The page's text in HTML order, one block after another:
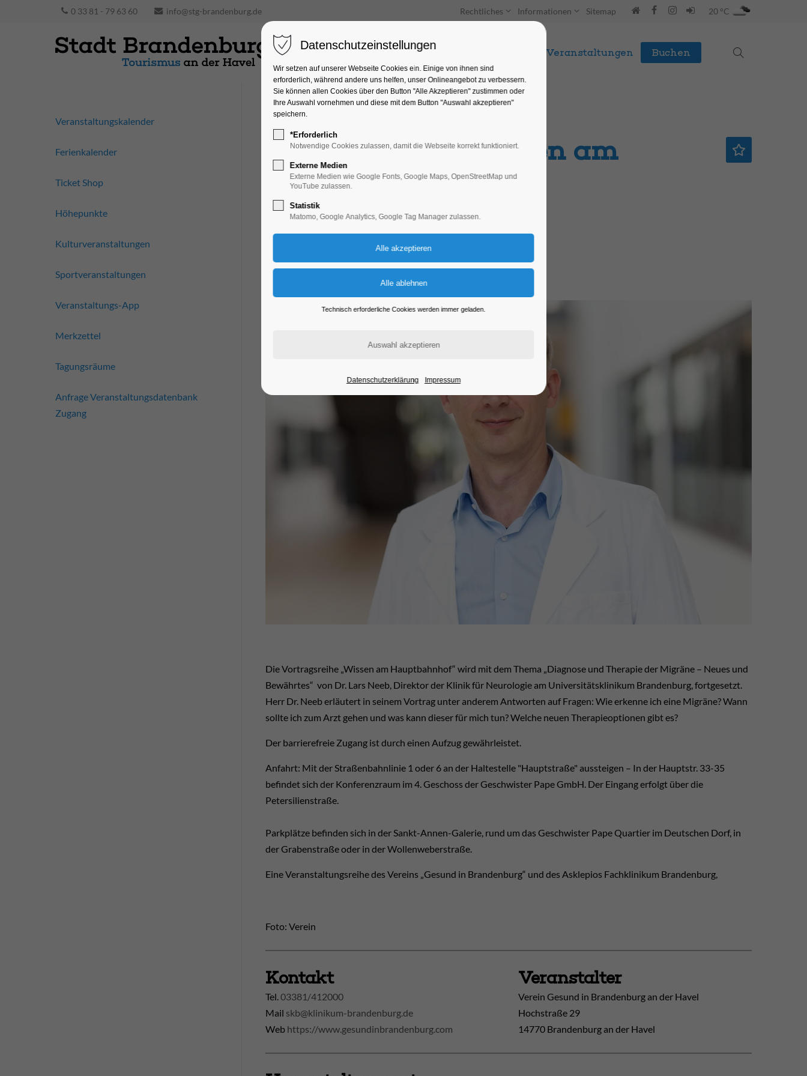
0 33 81 - 79 63 60 info@stg-brandenburg.de Rechtliches Informationen Sitemap 20 °C
Unterkünfte Entdecken & Erleben Veranstaltungen Buchen
Vortragsreihe "Wissen am
Hauptbahnhof"
Bildung, Vortrag, Gesundheit
20.03.2025, 17:00
Eintritt frei
Die Vortragsreihe „Wissen am Hauptbahnhof“ wird mit dem Thema „Diagnose und Therapie der Migräne – Neues und
Bewährtes“ von Dr. Lars Neeb, Direktor der Klinik für Neurologie am Universitätsklinikum Brandenburg, fortgesetzt.
Herr Dr. Neeb erläutert in seinem Vortrag unter anderem Antworten auf Fragen: Wie erkenne ich eine Migräne? Wann
sollte ich zum Arzt gehen und was kann dieser für mich tun? Welche neuen Therapieoptionen gibt es?
Der barrierefreie Zugang ist durch einen Aufzug gewährleistet.
Anfahrt: Mit der Straßenbahnlinie 1 oder 6 an der Haltestelle "Hauptstraße" aussteigen – In der Hauptstr. 33-35
befindet sich der Konferenzraum im 4. Geschoss der Geschwister Pape GmbH. Der Eingang erfolgt über die
Petersilienstraße.
Parkplätze befinden sich in der Sankt-Annen-Galerie, rund um das Geschwister Pape Quartier im Deutschen Dorf, in
der Grabenstraße oder in der Wollenweberstraße.
Eine Veranstaltungsreihe des Vereins „Gesund in Brandenburg“ und des Asklepios Fachklinikum Brandenburg,
Foto: Verein
Kontakt
Tel. 03381/412000
Mail skb@klinikum-brandenburg.de
Web https://www.gesundinbrandenburg.com
Veranstalter
Verein Gesund in Brandenburg an der Havel
Hochstraße 29
14770 Brandenburg an der Havel
Veranstaltungskalender
Ferienkalender
Ticket Shop
Höhepunkte
Kulturveranstaltungen
Sportveranstaltungen
Veranstaltungs-App
Merkzettel
Tagungsräume
Anfrage Veranstaltungsdatenbank
Zugang
Datenschutzeinstellungen
Wir setzen auf unserer Webseite Cookies ein. Einige von ihnen sind
erforderlich, während andere uns helfen, unser Onlineangebot zu verbessern.
Sie können allen Cookies über den Button "Alle Akzeptieren" zustimmen oder
Ihre Auswahl vornehmen und diese mit dem Button "Auswahl akzeptieren"
speichern.
*Erforderlich
Notwendige Cookies zulassen, damit die Webseite korrekt funktioniert.
Externe Medien
Externe Medien wie Google Fonts, Google Maps, OpenStreetMap und
YouTube zulassen.
Statistik
Matomo, Google Analytics, Google Tag Manager zulassen.
Technisch erforderliche Cookies werden immer geladen.
Datenschutzerklärung Impressum